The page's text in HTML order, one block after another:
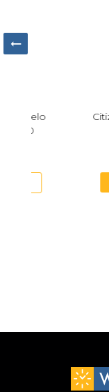
Citizen